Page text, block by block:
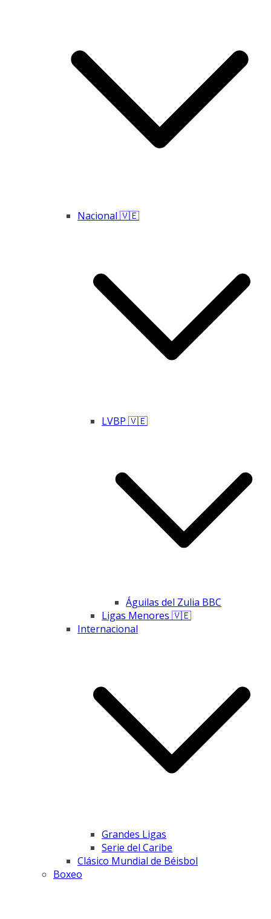
Nacional 🇻🇪
LVBP 🇻🇪
Águilas del Zulia BBC
Ligas Menores 🇻🇪
Internacional
Grandes Ligas
Serie del Caribe
Clásico Mundial de Béisbol
Boxeo